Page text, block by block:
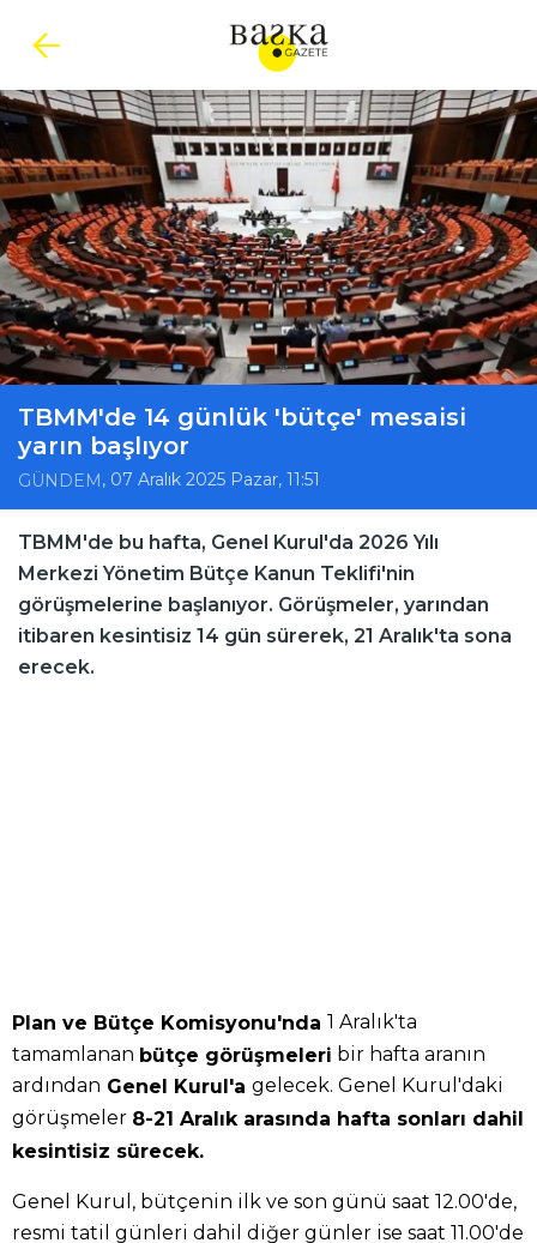
TBMM'de 14 günlük 'bütçe' mesaisi
yarın başlıyor
GÜNDEM, 07 Aralık 2025 Pazar, 11:51
TBMM'de bu hafta, Genel Kurul'da 2026 Yılı
Merkezi Yönetim Bütçe Kanun Teklifi'nin
görüşmelerine başlanıyor. Görüşmeler, yarından
itibaren kesintisiz 14 gün sürerek, 21 Aralık'ta sona
erecek.
Plan ve Bütçe Komisyonu'nda 1 Aralık'ta
tamamlanan bütçe görüşmeleri bir hafta aranın
ardından Genel Kurul'a gelecek. Genel Kurul'daki
görüşmeler 8-21 Aralık arasında hafta sonları dahil
kesintisiz sürecek.
Genel Kurul, bütçenin ilk ve son günü saat 12.00'de,
resmi tatil günleri dahil diğer günler ise saat 11.00'de